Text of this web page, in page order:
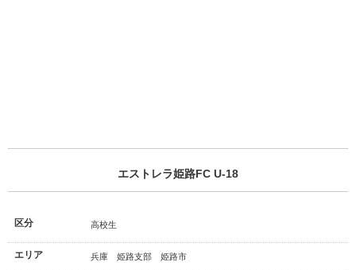
エストレラ姫路FC U-18
区分 高校生
エリア 兵庫 姫路支部 姫路市